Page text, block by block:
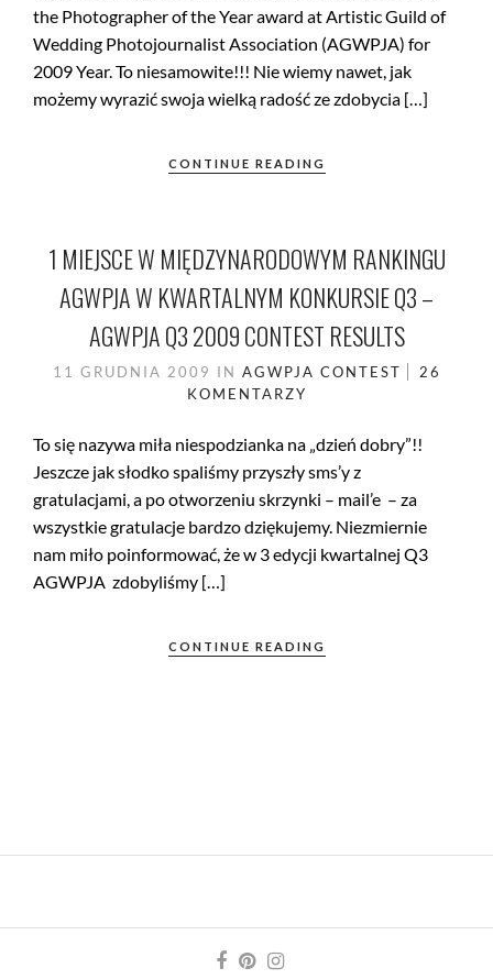
the Photographer of the Year award at Artistic Guild of
Wedding Photojournalist Association (AGWPJA) for
2009 Year. To niesamowite!!! Nie wiemy nawet, jak
możemy wyrazić swoja wielką radość ze zdobycia […]
CONTINUE READING
1 MIEJSCE W MIĘDZYNARODOWYM RANKINGU
AGWPJA W KWARTALNYM KONKURSIE Q3 –
AGWPJA Q3 2009 CONTEST RESULTS
11 GRUDNIA 2009 IN AGWPJA CONTEST
26
KOMENTARZY
To się nazywa miła niespodzianka na „dzień dobry”!!
Jeszcze jak słodko spaliśmy przyszły sms’y z
gratulacjami, a po otworzeniu skrzynki – mail’e – za
wszystkie gratulacje bardzo dziękujemy. Niezmiernie
nam miło poinformować, że w 3 edycji kwartalnej Q3
AGWPJA zdobyliśmy […]
CONTINUE READING